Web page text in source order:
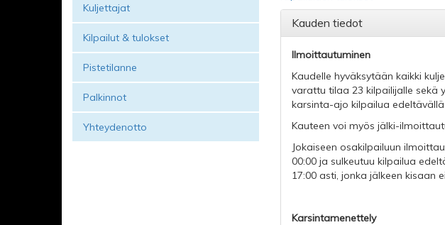
Kuljettajat
Kilpailut & tulokset
Pistetilanne
Palkinnot
Yhteydenotto
Kauden tiedot
Ilmoittautuminen
Kaudelle hyväksytään kaikki
varattu tilaa 23 kilpailijalle sekä
karsinta-ajo kilpailua edeltävällä
Kauteen voi myös jälki-
Jokaiseen osakilpailuun
00:00 ja sulkeutuu kilpailua
17:00 asti, jonka jälkeen kisaan
Karsintamenettely